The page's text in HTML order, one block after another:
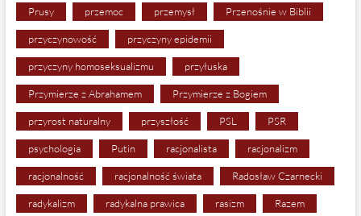
Prusy przemoc przemysł Przenośnie w Biblii
przyczynowość przyczyny epidemii
przyczyny homoseksualizmu przyłuska
Przymierze z Abrahamem Przymierze z Bogiem
przyrost naturalny przyszłość PSL PSR
psychologia Putin racjonalista racjonalizm
racjonalność racjonalność świata Radosław Czarnecki
radykalizm radykalna prawica rasizm Razem